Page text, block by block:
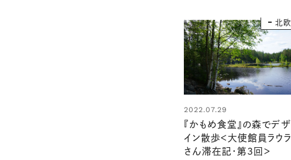
北欧
2022.07.29
『かもめ食堂』の森でデザ
イン散歩＜大使館員ラウラ
さん滞在記・第3回＞